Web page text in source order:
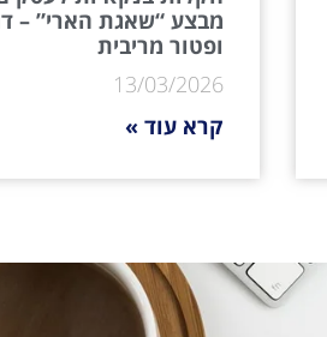
מבצע “שאגת הארי” –
ופטור מריבית
13/03/2026
קרא עוד »